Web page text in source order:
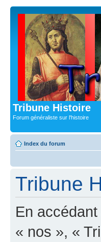
Tribune Histoire
Forum généraliste sur l'histoire
Index du forum
Tribune
En
« nos », «